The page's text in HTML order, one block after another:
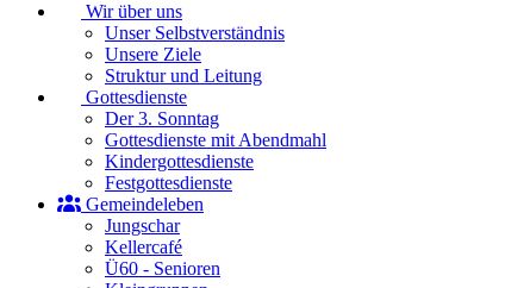
Wir über uns
Unser Selbstverständnis
Unsere Ziele
Struktur und Leitung
Gottesdienste
Der 3. Sonntag
Gottesdienste mit Abendmahl
Kindergottesdienste
Festgottesdienste
Gemeindeleben
Jungschar
Kellercafé
Ü60 - Senioren